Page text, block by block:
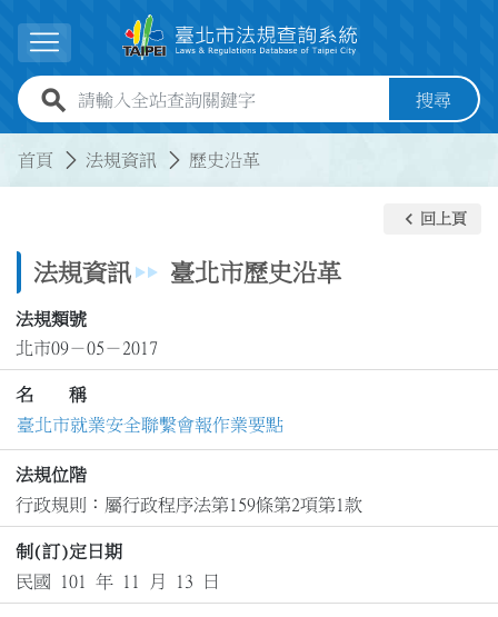
展開選單
全站查詢關鍵字欄位 搜尋
首頁 法規資訊 歷史沿革
法規資訊 臺北市歷史沿革
keyboard_arrow_left 回上頁
法規類號
北市09－05－2017
名 稱
臺北市就業安全聯繫會報作業要點
法規位階
行政規則：屬行政程序法第159條第2項第1款
制(訂)定日期
民國 101 年 11 月 13 日